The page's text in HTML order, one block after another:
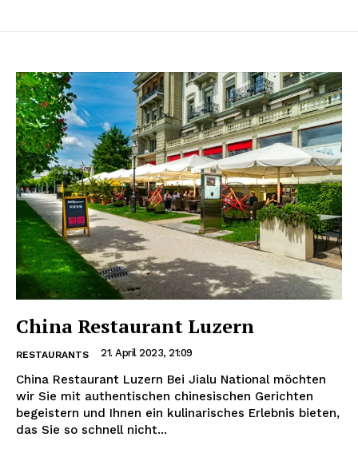
China Restaurant Luzern
RESTAURANTS 21. April 2023, 21:09
China Restaurant Luzern Bei Jialu National möchten
wir Sie mit authentischen chinesischen Gerichten
begeistern und Ihnen ein kulinarisches Erlebnis bieten,
das Sie so schnell nicht...